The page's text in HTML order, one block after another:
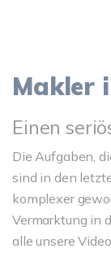
Einen
Die Aufgaben,
sind in den
komplexer
Vermarktung in
alle unsere